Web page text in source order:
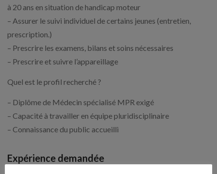
à 20 ans en situation de handicap moteur
– Assurer le suivi individuel de certains jeunes (entretien,
prescription.)
– Prescrire les examens, bilans et soins nécessaires
– Prescrire et suivre l’appareillage
Quel est le profil recherché ?
– Diplôme de Médecin spécialisé MPR exigé
– Capacité à travailler en équipe pluridisciplinaire
– Connaissance du public accueilli
Expérience demandée